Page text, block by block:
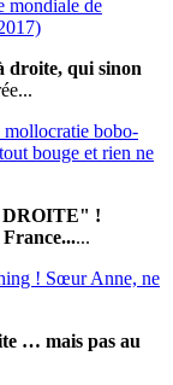
mondiale de
droite, qui sinon
mollocratie bobo-
bouge et rien ne
DROITE" !
...
! Sœur Anne, ne
… mais pas au